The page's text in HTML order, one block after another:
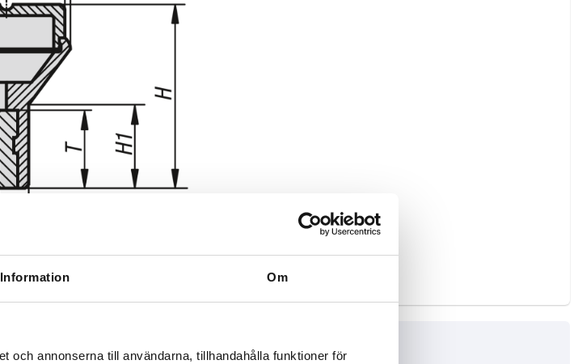
Information Om
och annonserna till användarna, tillhandahålla funktioner för